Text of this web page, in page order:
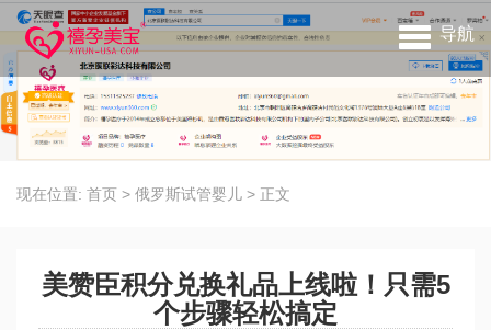
导航
现在位置: 首页 > 俄罗斯试管婴儿 > 正文
美赞臣积分兑换礼品上线啦！只需5
个步骤轻松搞定